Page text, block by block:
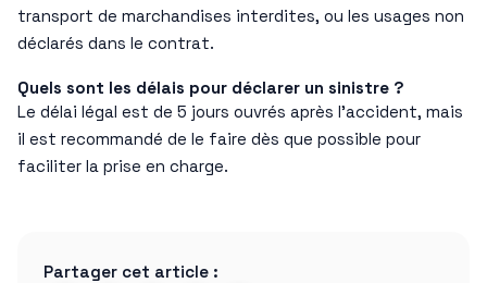
transport de marchandises interdites, ou les usages non
déclarés dans le contrat.
Quels sont les délais pour déclarer un sinistre ?
Le délai légal est de 5 jours ouvrés après l’accident, mais
il est recommandé de le faire dès que possible pour
faciliter la prise en charge.
Partager cet article :